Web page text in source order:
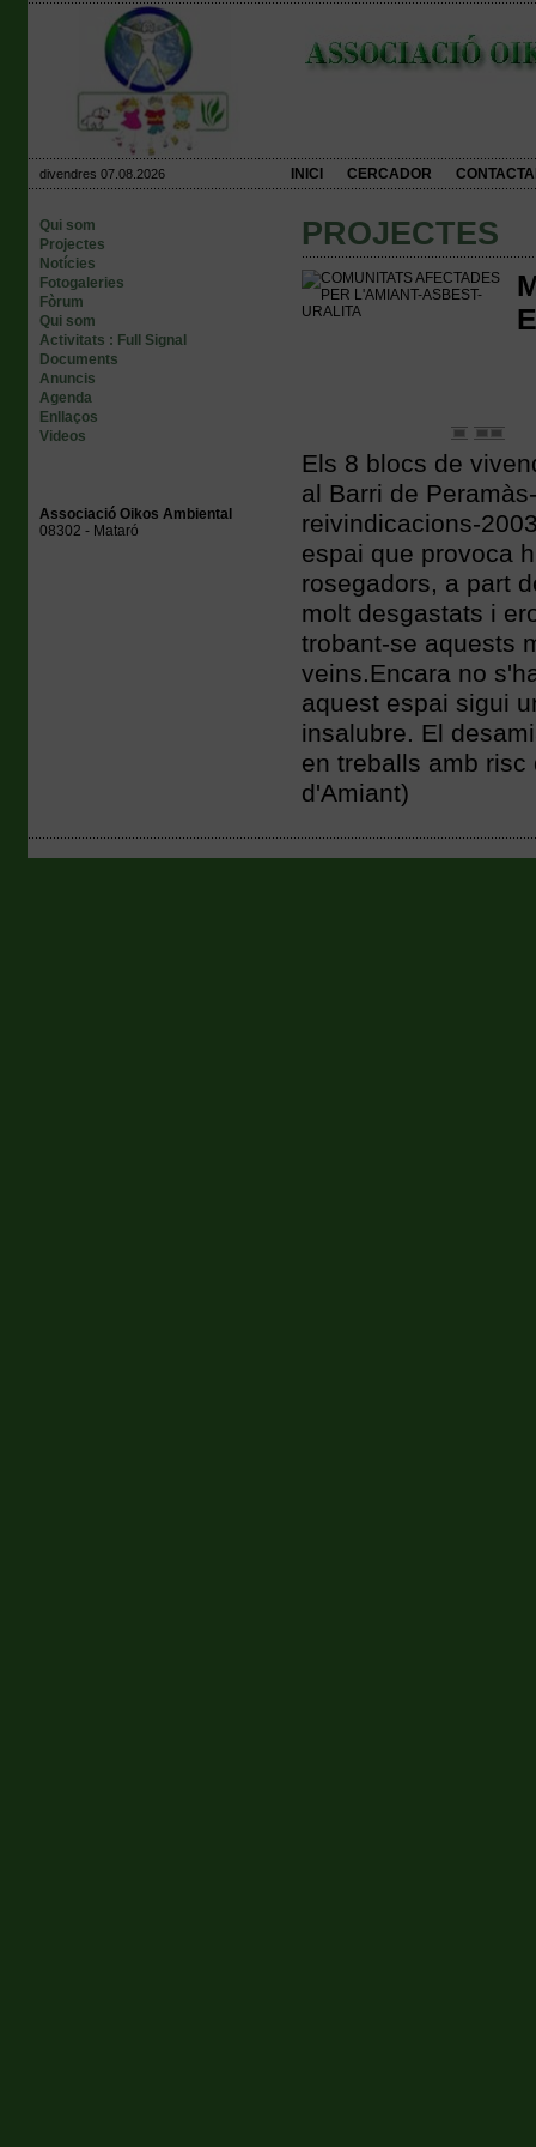
divendres 07.08.2026 INICI CERCADOR
Qui som
Projectes
Notícies
Fotogaleries
Fòrum
Qui som
Activitats : Full Signal
Documents
Anuncis
Agenda
Enllaços
Videos
Associació Oikos Ambiental
08302 - Mataró
PROJECTES
Els 8 blocs de
al Barri de
reivindicacions-
espai que provoca
rosegadors, a part
molt desgastats i
trobant-se aquests
veins.Encara no
aquest espai sigui
insalubre. El
en treballs amb risc
d'Amiant)